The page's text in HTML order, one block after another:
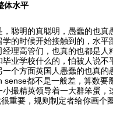
体水平
，聪明的真聪明，愚蠢的也真
学的时候开始接触到的，水平
理高管们，也真的也都是人
业学校什么的，怕被人说不
一个方面英国人愚蠢的也真的
sense都不是一般差，算数要
撮精英领导着一大群笨蛋，
重要，规则制定者给你画个